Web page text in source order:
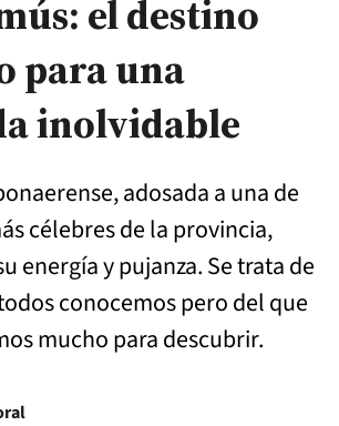
el destino
para una
inolvidable
adosada a una de
célebres de la provincia,
energía y pujanza. Se trata de
conocemos pero del que
mucho para descubrir.